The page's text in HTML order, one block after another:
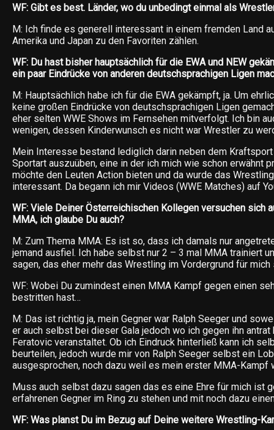
WF: Gibt es best. Länder, wo du unbedingt einmal als
M: Ich finde es generell interessant in einem fremden Land
Amerika und Japan zu den Favoriten zählen.
WF: Du hast bisher hauptsächlich für die EWA und NEW
ein paar Eindrücke von anderen deutschsprachigen Ligen
M: Hauptsächlich habe ich für die EWA gekämpft, ja. Um
keine großen Eindrücke von deutschsprachigen Ligen
eher selten WWE Shows im Fernsehen mitverfolgt. Ich bin
wenigen, dessen Kinderwunsch es nicht war Wrestler zu
Mein Interesse bestand lediglich darin neben dem
Sportart auszuüben, eine in der ich mich wie schon erwähnt
möchte den Leuten Action bieten und da wurde das
interessant. Da begann ich mir Videos (WWE Matches) auf
WF: Viele Deiner Österreichischen Kollegen versuchen sich
MMA, ich glaube Du auch?
M: Zum Thema MMA: Es ist so, dass ich damals nur
jemand ausfiel. Ich habe selbst nur 2 – 3 mal MMA trainiert
sagen, das eher mehr das Wrestling im Vordergrund für mich
WF: Wobei Du zumindest einen MMA Kampf gegen einen
bestritten hast…
M: Das ist richtig ja, mein Gegner war Ralph Seeger und
er auch selbst bei dieser Gala jedoch wo ich gegen ihn
Feratovic veranstaltet. Ob ich Eindruck hinterließ kann ich
beurteilen, jedoch wurde mir von Ralph Seeger selbst ein
ausgesprochen, noch dazu weil es mein erster MMA-Kampf
Muss auch selbst dazu sagen das es eine Ehre für mich ist
erfahrenen Gegner im Ring zu stehen und mit noch dazu
WF: Was planst Du im Bezug auf Deine weitere Wrestling-